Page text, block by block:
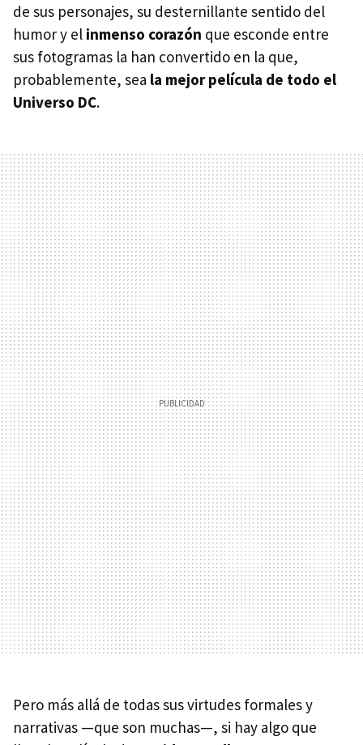
de sus personajes, su desternillante sentido del
humor y el inmenso corazón que esconde entre
sus fotogramas la han convertido en la que,
probablemente, sea la mejor película de todo el
Universo DC.
Pero más allá de todas sus virtudes formales y
narrativas —que son muchas—, si hay algo que